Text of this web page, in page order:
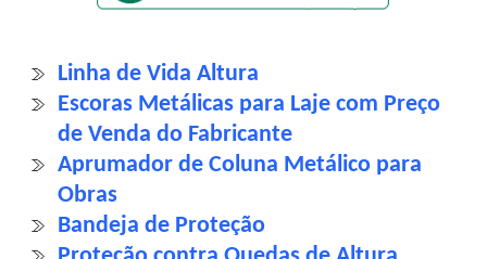
Linha de Vida Altura
Escoras Metálicas para Laje com Preço
de Venda do Fabricante
Aprumador de Coluna Metálico para
Obras
Bandeja de Proteção